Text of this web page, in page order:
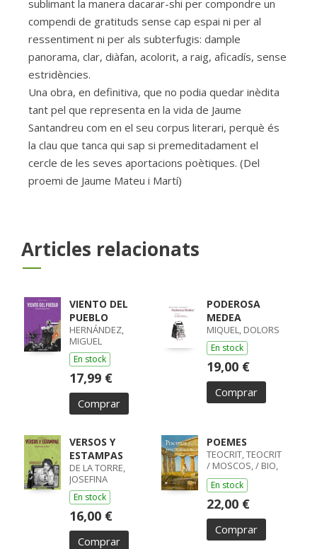
sublimant la manera dacarar-shi per compondre un
compendi de gratituds sense cap espai ni per al
ressentiment ni per als subterfugis: dample
panorama, clar, diàfan, acolorit, a raig, aficadís, sense
estridències.
Una obra, en definitiva, que no podia quedar inèdita
tant pel que representa en la vida de Jaume
Santandreu com en el seu corpus literari, perquè és
la clau que tanca qui sap si premeditadament el
cercle de les seves aportacions poètiques. (Del
proemi de Jaume Mateu i Martí)
Articles relacionats
VIENTO DEL
PUEBLO
HERNÁNDEZ,
MIGUEL
En stock
17,99 €
Comprar
PODEROSA
MEDEA
MIQUEL, DOLORS
En stock
19,00 €
Comprar
VERSOS Y
ESTAMPAS
DE LA TORRE,
JOSEFINA
En stock
16,00 €
Comprar
POEMES
TEOCRIT, TEOCRIT
/ MOSCOS, / BIO,
BIO
En stock
22,00 €
Comprar